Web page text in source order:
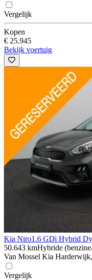
Vergelijk
Kopen
€ 25.945
Bekijk voertuig
Kia Niro1.6 GDi Hybrid
50.643 kmHybride
Van Mossel Kia
Vergelijk